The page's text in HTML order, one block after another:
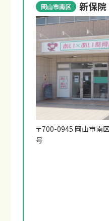
岡山市南区 新保院
〒700-0945 岡山市南
号